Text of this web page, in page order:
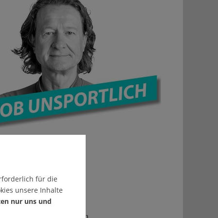
für die
unsere Inhalte
nur uns und